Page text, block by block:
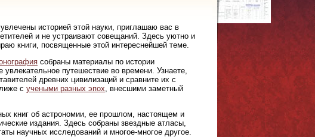
историей этой науки, приглашаю вас в
и не устраивают совещаний. Здесь уютно и
книги, посвященные этой интереснейшей теме.
собраны материалы по истории
путешествие во времени. Узнаете,
древних цивилизаций и сравните их с
с учеными разных эпох , внесшими заметный
книг об астрономии, ее прошлом, настоящем и
издания. Здесь собраны звездные атласы,
научных исследований и многое-многое другое.